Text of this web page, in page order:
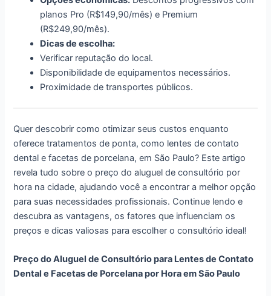
planos Pro (R$149,90/mês) e Premium
(R$249,90/mês).
Dicas de escolha:
Verificar reputação do local.
Disponibilidade de equipamentos necessários.
Proximidade de transportes públicos.
Quer descobrir como otimizar seus custos enquanto
oferece tratamentos de ponta, como lentes de contato
dental e facetas de porcelana, em São Paulo? Este artigo
revela tudo sobre o preço do aluguel de consultório por
hora na cidade, ajudando você a encontrar a melhor opção
para suas necessidades profissionais. Continue lendo e
descubra as vantagens, os fatores que influenciam os
preços e dicas valiosas para escolher o consultório ideal!
Preço do Aluguel de Consultório para Lentes de Contato
Dental e Facetas de Porcelana por Hora em São Paulo